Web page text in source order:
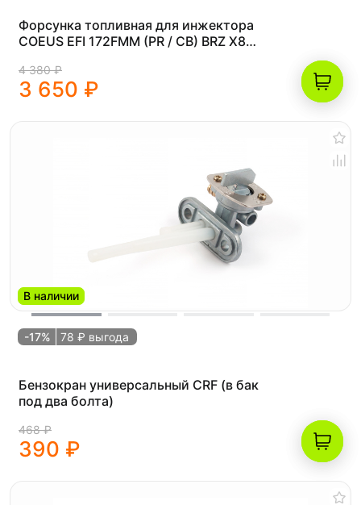
Форсунка топливная для инжектора
COEUS EFI 172FMM (PR / CB) BRZ X8
BE
4 380 ₽
3 650 ₽
В наличии
-17% 78 ₽ выгода
Бензокран универсальный CRF (в бак
под два болта)
468 ₽
390 ₽